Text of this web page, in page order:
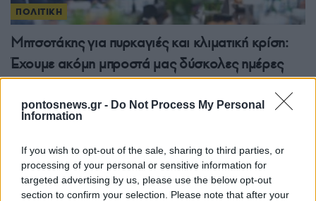
pontosnews.gr - Do Not Process My Personal
Information
If you wish to opt-out of the sale, sharing to third parties, or
processing of your personal or sensitive information for
targeted advertising by us, please use the below opt-out
section to confirm your selection. Please note that after your
ΠΟΛΙΤΙΚΗ
Μητσοτάκης για πυρκαγιές και κλιματική κρίση:
Έχουμε ακόμη μπροστά μας δύσκολες ημέρες
30/07/2026 - 1:15μμ